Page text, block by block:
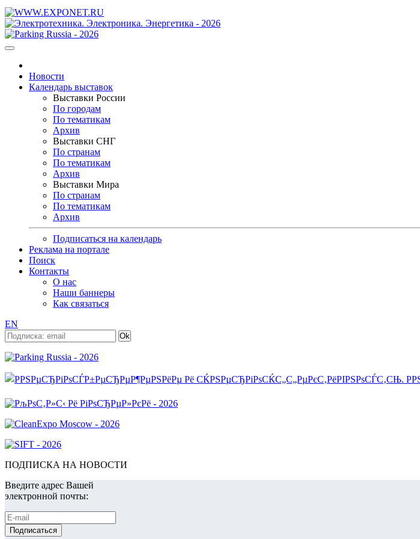
Новости
Календарь выставок
Выставки России
По городам
По тематикам
Архив
Выставки СНГ
По странам
По тематикам
Архив
Выставки Мира
По странам
По тематикам
Архив
Подписаться на календарь
Реклама на портале
Поиск
Контакты
О нас
Наши баннеры
Как связаться
EN
ПОДПИСКА НА НОВОСТИ
Введите адрес Вашей
электронной почты: